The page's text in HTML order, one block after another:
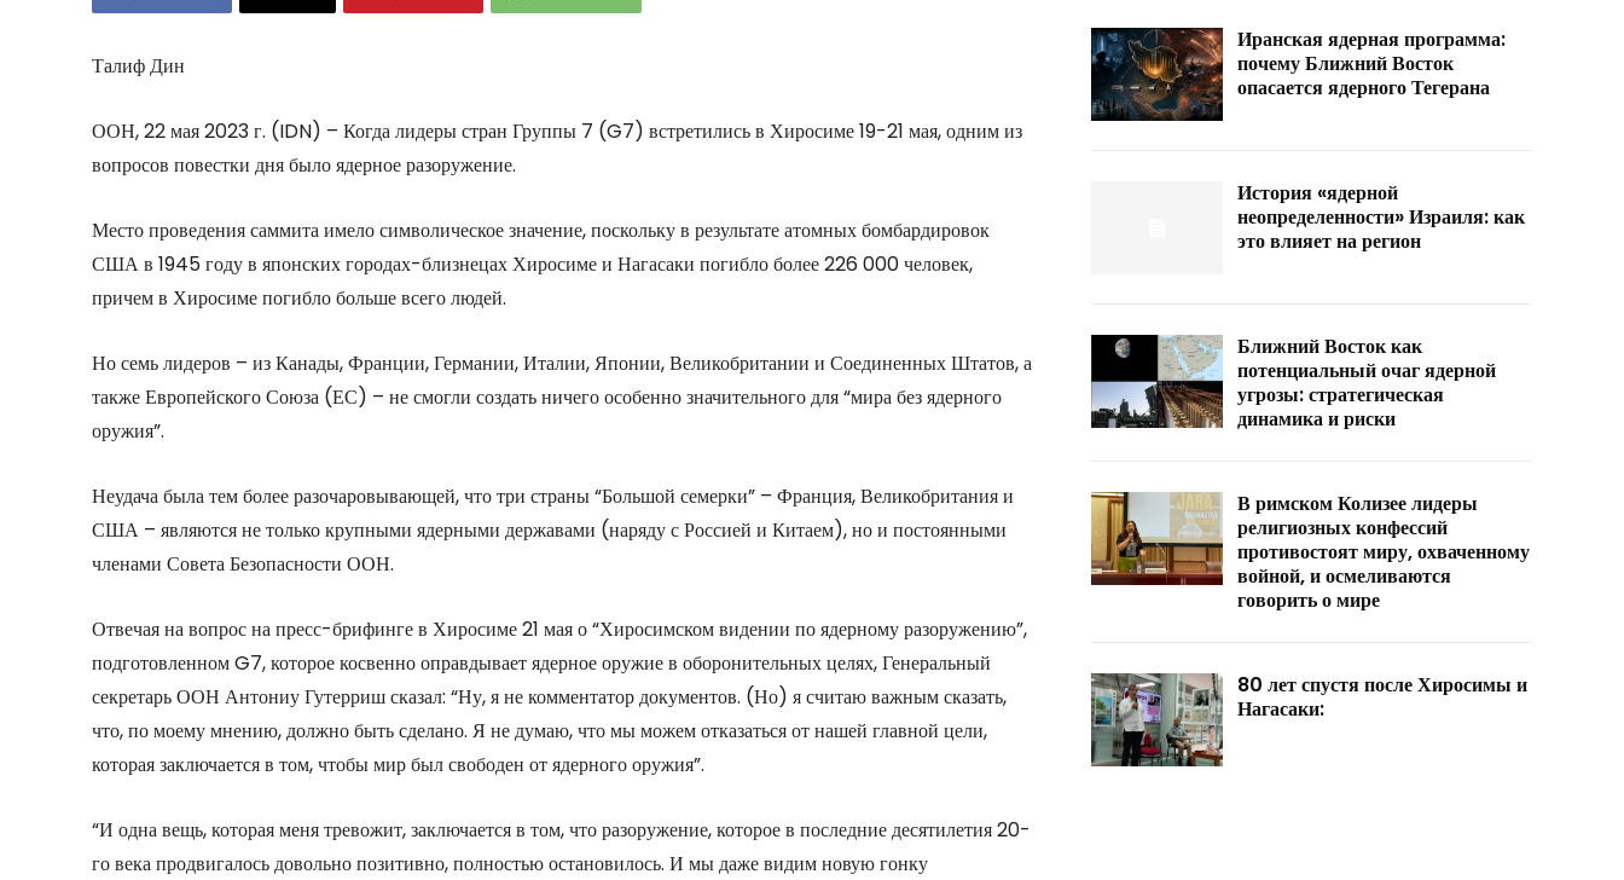
Талиф Дин
ООН, 22 мая 2023 г. (IDN) – Когда лидеры стран Группы 7 (G7) встретились в Хиросиме 19-21 мая, одним из
вопросов повестки дня было ядерное разоружение.
Место проведения саммита имело символическое значение, поскольку в результате атомных бомбардировок
США в 1945 году в японских городах-близнецах Хиросиме и Нагасаки погибло более 226 000 человек,
причем в Хиросиме погибло больше всего людей.
Но семь лидеров – из Канады, Франции, Германии, Италии, Японии, Великобритании и Соединенных Штатов, а
также Европейского Союза (ЕС) – не смогли создать ничего особенно значительного для “мира без ядерного
оружия”.
Неудача была тем более разочаровывающей, что три страны “Большой семерки” – Франция, Великобритания и
США – являются не только крупными ядерными державами (наряду с Россией и Китаем), но и постоянными
членами Совета Безопасности ООН.
Отвечая на вопрос на пресс-брифинге в Хиросиме 21 мая о “Хиросимском видении по ядерному разоружению”,
подготовленном G7, которое косвенно оправдывает ядерное оружие в оборонительных целях, Генеральный
секретарь ООН Антониу Гутерриш сказал: “Ну, я не комментатор документов. (Но) я считаю важным сказать,
что, по моему мнению, должно быть сделано. Я не думаю, что мы можем отказаться от нашей главной цели,
которая заключается в том, чтобы мир был свободен от ядерного оружия”.
“И одна вещь, которая меня тревожит, заключается в том, что разоружение, которое в последние десятилетия 20-
го века продвигалось довольно позитивно, полностью остановилось. И мы даже видим новую гонку
Иранская ядерная программа:
почему Ближний Восток
опасается ядерного Тегерана
История «ядерной
неопределенности» Израиля: как
это влияет на регион
Ближний Восток как
потенциальный очаг ядерной
угрозы: стратегическая
динамика и риски
В римском Колизее лидеры
религиозных конфессий
противостоят миру, охваченному
войной, и осмеливаются
говорить о мире
80 лет спустя после Хиросимы и
Нагасаки: